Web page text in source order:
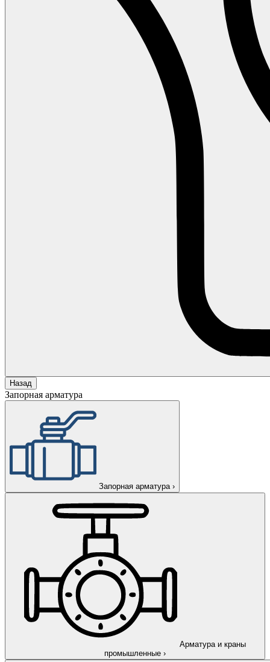
Назад
Запорная арматура
Запорная арматура ›
Арматура и краны
промышленные ›